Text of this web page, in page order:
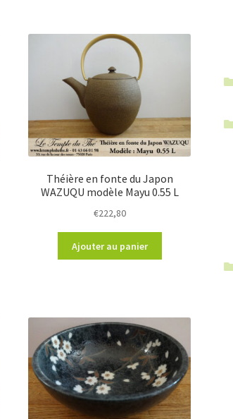
Théière en fonte du Japon
WAZUQU modèle Mayu 0.55 L
€222,80
Ajouter au panier